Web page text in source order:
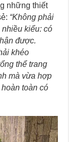
những thiết
“Không phải
kiểu: có
được.
khéo
thể trang
mà vừa hợp
toàn có